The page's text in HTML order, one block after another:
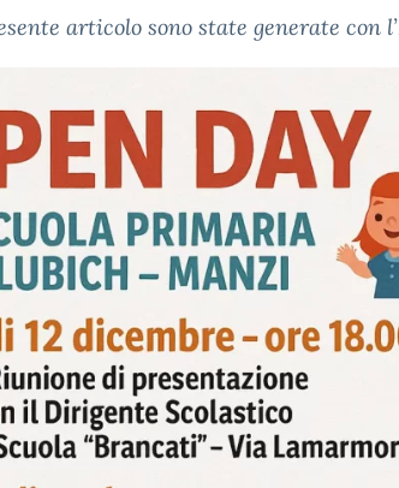
articolo sono state generate con